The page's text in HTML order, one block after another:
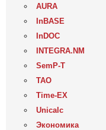
AURA
InBASE
InDOC
INTEGRA.NM
SemP-T
ТАО
Time-EX
Unicalc
Экономика